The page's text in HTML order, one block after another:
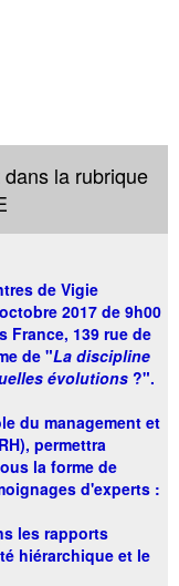
la rubrique
de Vigie
2017 de 9h00
France, 139 rue de
de "La discipline
évolutions?".
du management et
permettra
la forme de
d'experts :
les rapports
hiérarchique et le